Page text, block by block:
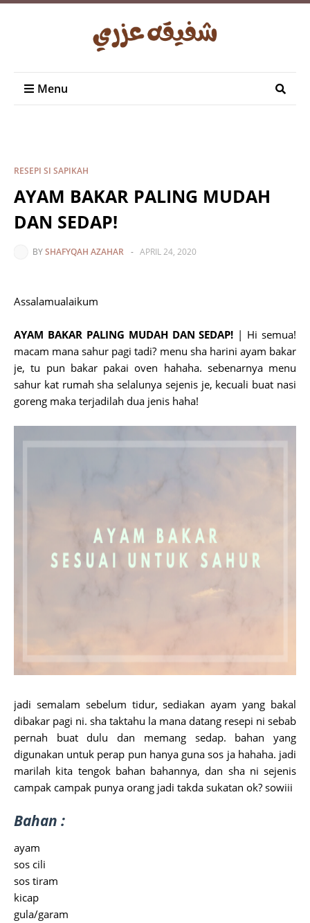
Menu
RESEPI SI SAPIKAH
AYAM BAKAR PALING MUDAH
DAN SEDAP!
BYSHAFYQAH AZAHAR - APRIL 24, 2020
Assalamualaikum
AYAM BAKAR PALING MUDAH DAN SEDAP! | Hi semua!
macam mana sahur pagi tadi? menu sha harini ayam bakar
je, tu pun bakar pakai oven hahaha. sebenarnya menu
sahur kat rumah sha selalunya sejenis je, kecuali buat nasi
goreng maka terjadilah dua jenis haha!
jadi semalam sebelum tidur, sediakan ayam yang bakal
dibakar pagi ni. sha taktahu la mana datang resepi ni sebab
pernah buat dulu dan memang sedap. bahan yang
digunakan untuk perap pun hanya guna sos ja hahaha. jadi
marilah kita tengok bahan bahannya, dan sha ni sejenis
campak campak punya orang jadi takda sukatan ok? sowiii
Bahan :
ayam
sos cili
sos tiram
kicap
gula/garam